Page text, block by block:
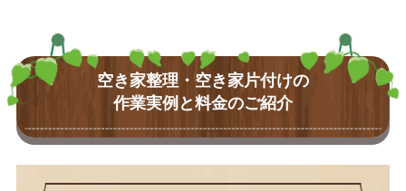
空き家整理・空き家片付けの
作業実例と料金のご紹介